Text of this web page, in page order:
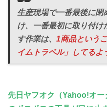
生産現場で一番最後に閉
け、一番最初に取り付け
す作業は、 1商品という
イムトラベル」してるよ
先日ヤフオク（Yahoo!オー